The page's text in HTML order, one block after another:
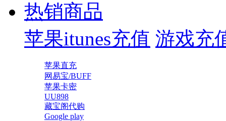
热销商品
苹果itunes充值 游戏充
苹果直充
网易宝/BUFF
苹果卡密
UU898
藏宝阁代购
Google play